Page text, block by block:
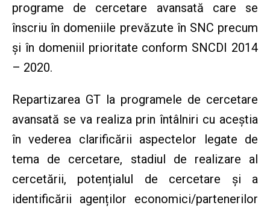
programe de cercetare avansată care se
înscriu în domeniile prevăzute în SNC precum
și în domeniil prioritate conform SNCDI 2014
– 2020.
Repartizarea GT la programele de cercetare
avansată se va realiza prin întâlniri cu aceștia
în vederea clarificării aspectelor legate de
tema de cercetare, stadiul de realizare al
cercetării, potențialul de cercetare și a
identificării agenților economici/partenerilor